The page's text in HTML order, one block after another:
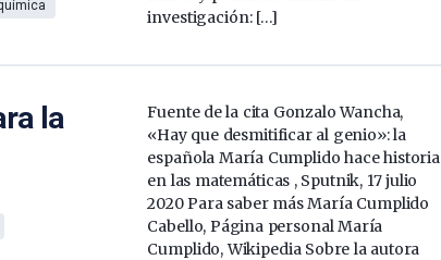
investigación: […]
la
Fuente de la cita Gonzalo Wancha,
«Hay que desmitificar al genio»: la
española María Cumplido hace historia
en las matemáticas , Sputnik, 17 julio
2020 Para saber más María Cumplido
Cabello, Página personal María
Cumplido, Wikipedia Sobre la autora